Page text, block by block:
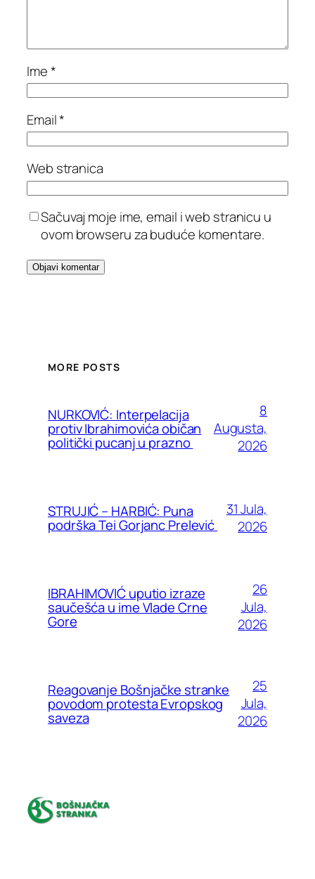
Ime*
Email*
Web stranica
Sačuvaj moje ime, email i web stranicu u
ovom browseru za buduće komentare.
MORE POSTS
NURKOVIĆ: Interpelacija
protiv Ibrahimovića običan
politički pucanj u prazno
8
Augusta,
2026
STRUJIĆ – HARBIĆ: Puna
podrška Tei Gorjanc Prelević
31 Jula,
2026
IBRAHIMOVIĆ uputio izraze
saučešća u ime Vlade Crne
Gore
26
Jula,
2026
Reagovanje Bošnjačke stranke
povodom protesta Evropskog
saveza
25
Jula,
2026